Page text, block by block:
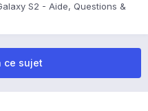
S2 - Aide, Questions &
ce sujet